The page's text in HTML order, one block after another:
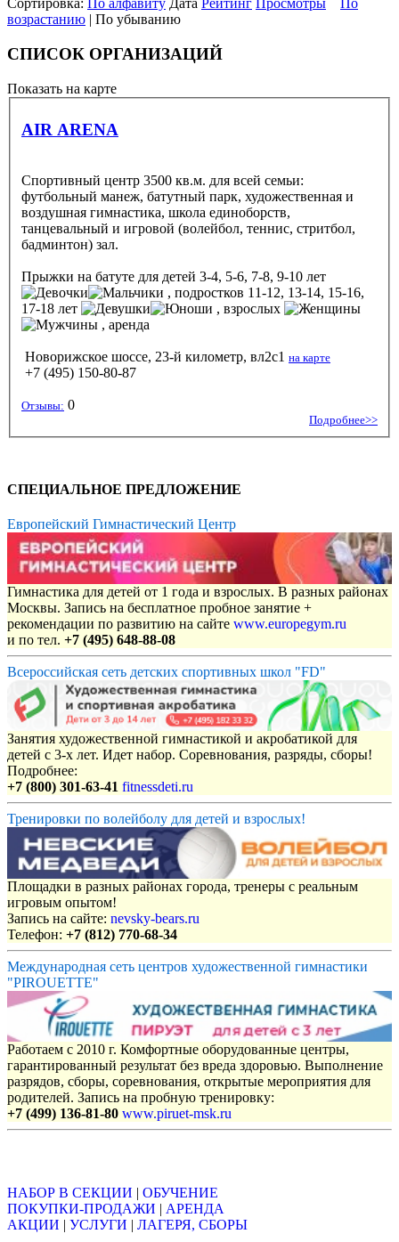
Сортировка: По алфавиту Дата Рейтинг Просмотры
По
возрастанию | По убыванию
СПИСОК ОРГАНИЗАЦИЙ
Показать на карте
AIR ARENA
Спортивный центр 3500 кв.м. для всей семьи:
футбольный манеж, батутный парк, художественная и
воздушная гимнастика, школа единоборств,
танцевальный и игровой (волейбол, теннис, стритбол,
бадминтон) зал.
Прыжки на батуте для детей 3-4, 5-6, 7-8, 9-10 лет
, подростков 11-12, 13-14, 15-16,
17-18 лет
, взрослых
, аренда
Новорижское шоссе, 23-й километр, вл2с1 на карте
+7 (495) 150-80-87
Отзывы: 0
Подробнее>>
СПЕЦИАЛЬНОЕ ПРЕДЛОЖЕНИЕ
Европейский Гимнастический Центр
Гимнастика для детей от 1 года и взрослых. В разных районах
Москвы. Запись на бесплатное пробное занятие +
рекомендации по развитию на сайте www.europegym.ru
и по тел. +7 (495) 648-88-08
Всероссийская сеть детских спортивных школ "FD"
Занятия художественной гимнастикой и акробатикой для
детей с 3-х лет. Идет набор. Соревнования, разряды, сборы!
Подробнее:
+7 (800) 301-63-41 fitnessdeti.ru
Тренировки по волейболу для детей и взрослых!
Площадки в разных районах города, тренеры с реальным
игровым опытом!
Запись на сайте: nevsky-bears.ru
Телефон: +7 (812) 770-68-34
Международная сеть центров художественной гимнастики
"PIROUETTE"
Работаем с 2010 г. Комфортные оборудованные центры,
гарантированный результат без вреда здоровью. Выполнение
разрядов, сборы, соревнования, открытые мероприятия для
родителей. Запись на пробную тренировку:
+7 (499) 136-81-80 www.piruet-msk.ru
НАБОР В СЕКЦИИ | ОБУЧЕНИЕ
ПОКУПКИ-ПРОДАЖИ | АРЕНДА
АКЦИИ | УСЛУГИ | ЛАГЕРЯ, СБОРЫ